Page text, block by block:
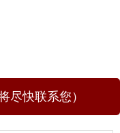
尽快联系您）